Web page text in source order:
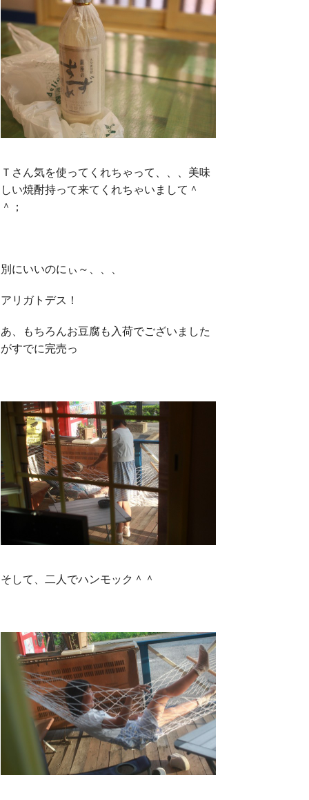
Ｔさん気を使ってくれちゃって、、、美味
しい焼酎持って来てくれちゃいまして＾
＾；
別にいいのにぃ～、、、
アリガトデス！
あ、もちろんお豆腐も入荷でございました
がすでに完売っ
そして、二人でハンモック＾＾